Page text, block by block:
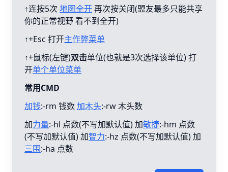
↑连按5次 地图全开再次按关闭(盟友最多只能共享
你的正常视野 看不到全开)
↑+Esc 打开主作弊菜单
↑+鼠标(左键)双击单位(也就是3次选择该单位) 打
开单个单位菜单
常用CMD
加钱:-rm 钱数加木头:-rw 木头数
加力量:-hl 点数(不写加默认值) 加敏捷:-hm 点数
(不写加默认值) 加智力:-hz 点数(不写加默认值) 加
三围:-ha 点数